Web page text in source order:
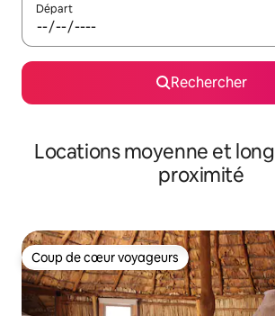
Départ
Rechercher
Locations moyenne et
proximité
Coup de cœur voyageurs
Coup de cœur voyageurs